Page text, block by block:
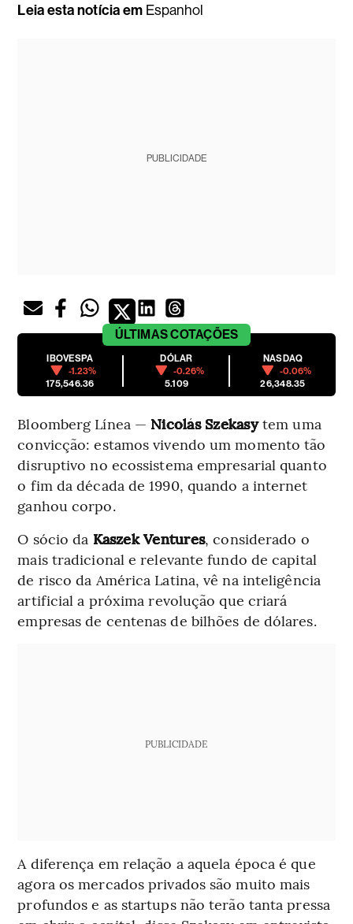
Leia esta notícia em Espanhol
PUBLICIDADE
ÚLTIMASCOTAÇÕES
IBOVESPA
-1.23%
175,546.36
DÓLAR
-0.26%
5.109
NASDAQ
-0.06%
26,348.35
Bloomberg Línea — Nicolás Szekasytem uma
convicção: estamos vivendo um momento tão
disruptivo no ecossistema empresarial quanto
o fim da década de 1990, quando a internet
ganhou corpo.
O sócio da Kaszek Ventures, considerado o
mais tradicional e relevante fundo de capital
de risco da América Latina, vê na inteligência
artificial a próxima revolução que criará
empresas de centenas de bilhões de dólares.
PUBLICIDADE
A diferença em relação a aquela época é que
agora os mercados privados são muito mais
profundos e as startups não terão tanta pressa